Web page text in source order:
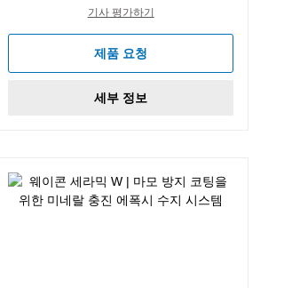
기사 평가하기
제품 요청
세부 정보